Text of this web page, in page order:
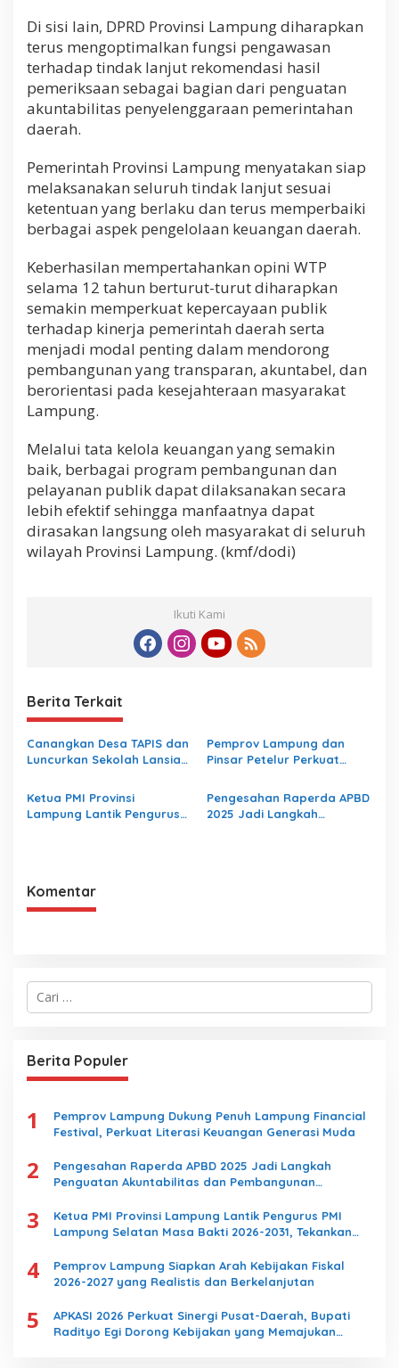
Di sisi lain, DPRD Provinsi Lampung diharapkan
terus mengoptimalkan fungsi pengawasan
terhadap tindak lanjut rekomendasi hasil
pemeriksaan sebagai bagian dari penguatan
akuntabilitas penyelenggaraan pemerintahan
daerah.
Pemerintah Provinsi Lampung menyatakan siap
melaksanakan seluruh tindak lanjut sesuai
ketentuan yang berlaku dan terus memperbaiki
berbagai aspek pengelolaan keuangan daerah.
Keberhasilan mempertahankan opini WTP
selama 12 tahun berturut-turut diharapkan
semakin memperkuat kepercayaan publik
terhadap kinerja pemerintah daerah serta
menjadi modal penting dalam mendorong
pembangunan yang transparan, akuntabel, dan
berorientasi pada kesejahteraan masyarakat
Lampung.
Melalui tata kelola keuangan yang semakin
baik, berbagai program pembangunan dan
pelayanan publik dapat dilaksanakan secara
lebih efektif sehingga manfaatnya dapat
dirasakan langsung oleh masyarakat di seluruh
wilayah Provinsi Lampung. (kmf/dodi)
Ikuti Kami
Berita Terkait
Canangkan Desa TAPIS dan
Luncurkan Sekolah Lansia
Ketua TP PKK Lampung
Dorong Pembangunan SDM
Dimulai dari Desa
Pemprov Lampung dan
Pinsar Petelur Perkuat
Ekosistem Peternakan Telur
Ketua PMI Provinsi
Lampung Lantik Pengurus
Pengesahan Raperda APBD
2025 Jadi Langkah
Komentar
C
u
n
t
k
Berita Populer
1
Pemprov Lampung Dukung Penuh Lampung Financial
Festival, Perkuat Literasi Keuangan Generasi Muda
2
Pengesahan Raperda APBD 2025 Jadi Langkah
Penguatan Akuntabilitas dan Pembangunan
3
Ketua PMI Provinsi Lampung Lantik Pengurus PMI
Lampung Selatan Masa Bakti 2026-2031, Tekankan
4
Pemprov Lampung Siapkan Arah Kebijakan Fiskal
2026-2027 yang Realistis dan Berkelanjutan
5
APKASI 2026 Perkuat Sinergi Pusat-Daerah, Bupati
Radityo Egi Dorong Kebijakan yang Memajukan